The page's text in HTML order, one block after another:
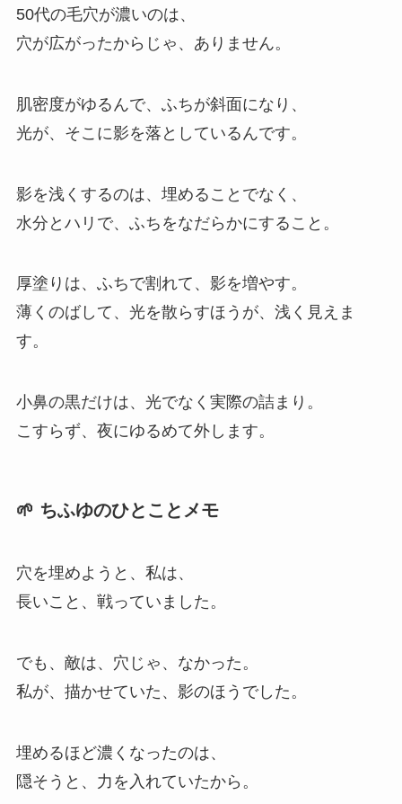
50代の毛穴が濃いのは、
穴が広がったからじゃ、ありません。
肌密度がゆるんで、ふちが斜面になり、
光が、そこに影を落としているんです。
影を浅くするのは、埋めることでなく、
水分とハリで、ふちをなだらかにすること。
厚塗りは、ふちで割れて、影を増やす。
薄くのばして、光を散らすほうが、浅く見えま
す。
小鼻の黒だけは、光でなく実際の詰まり。
こすらず、夜にゆるめて外します。
🌱 ちふゆのひとことメモ
穴を埋めようと、私は、
長いこと、戦っていました。
でも、敵は、穴じゃ、なかった。
私が、描かせていた、影のほうでした。
埋めるほど濃くなったのは、
隠そうと、力を入れていたから。